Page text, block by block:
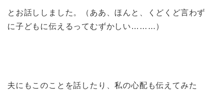
とお話ししました。（ああ、ほんと、くどくど言わず
に子どもに伝えるってむずかしい………）
夫にもこのことを話したり、私の心配も伝えてみた